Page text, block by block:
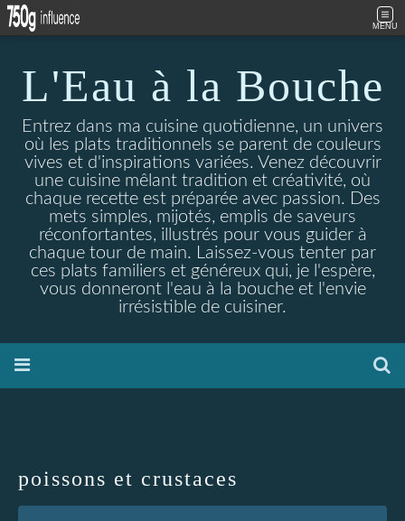
MENU
L'Eau à la Bouche
Entrez dans ma cuisine quotidienne, un univers
où les plats traditionnels se parent de couleurs
vives et d'inspirations variées. Venez découvrir
une cuisine mêlant tradition et créativité, où
chaque recette est préparée avec passion. Des
mets simples, mijotés, emplis de saveurs
réconfortantes, illustrés pour vous guider à
chaque tour de main. Laissez-vous tenter par
ces plats familiers et généreux qui, je l'espère,
vous donneront l'eau à la bouche et l'envie
irrésistible de cuisiner.
poissons et crustaces